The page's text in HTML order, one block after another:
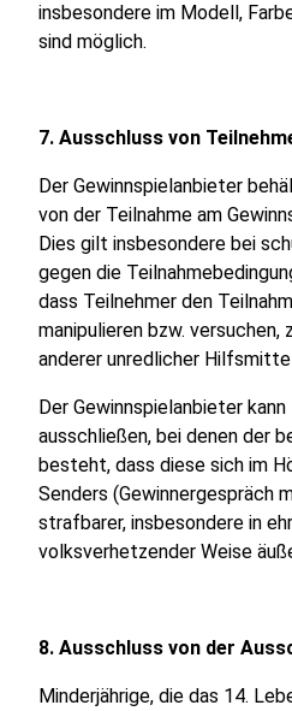
insbesondere im Modell,
sind möglich.
7. Ausschluss von
Der Gewinnspielanbieter
von der Teilnahme am
Dies gilt insbesondere bei
gegen die
dass Teilnehmer den
manipulieren bzw. versuchen,
anderer unredlicher
Der Gewinnspielanbieter
ausschließen, bei denen der
besteht, dass diese sich im
Senders (Gewinnergespräch
strafbarer, insbesondere in
volksverhetzender Weise
8. Ausschluss von der
Minderjährige, die das 14.